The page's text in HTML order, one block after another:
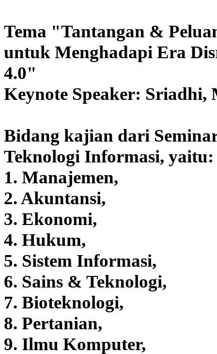
Tema "Tantangan &
untuk Menghadapi Era
4.0"
Keynote Speaker: Sriadhi,
Bidang kajian dari
Teknologi Informasi,
1. Manajemen,
2. Akuntansi,
3. Ekonomi,
4. Hukum,
5. Sistem Informasi,
6. Sains & Teknologi,
7. Bioteknologi,
8. Pertanian,
9. Ilmu Komputer,